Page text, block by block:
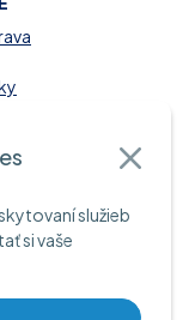
služieb
si vaše